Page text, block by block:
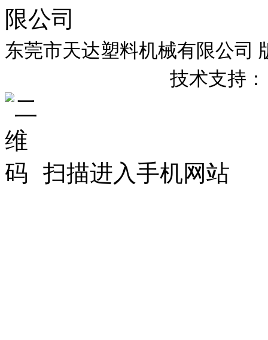
东莞市天达塑料机械有限公司
技术支持：
扫描进入手机网站